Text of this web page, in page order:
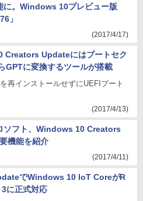
に。Windows 10プレビュー版
」
(2017/4/17)
Creators Updateにはブートセク
GPTに変換するツールが搭載
再インストールせずにUEFIブート
(2017/4/13)
ソフト、Windows 10 Creators
機能を紹介
(2017/4/11)
でWindows 10 IoT CoreがR
に正式対応